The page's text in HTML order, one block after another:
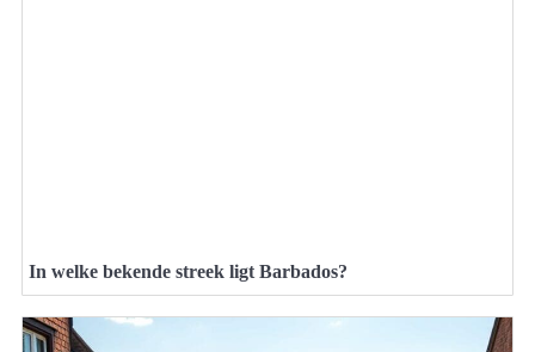
In welke bekende streek ligt Barbados?